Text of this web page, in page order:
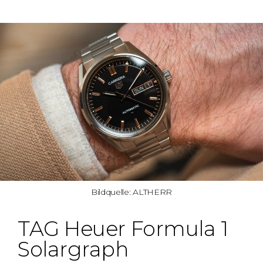
Bildquelle: ALTHERR
TAG Heuer Formula 1
Solargraph